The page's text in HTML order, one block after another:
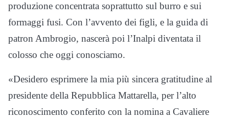
produzione concentrata soprattutto sul burro e sui
formaggi fusi. Con l’avvento dei figli, e la guida di
patron Ambrogio, nascerà poi l’Inalpi diventata il
colosso che oggi conosciamo.
«Desidero esprimere la mia più sincera gratitudine al
presidente della Repubblica Mattarella, per l’alto
riconoscimento conferito con la nomina a Cavaliere